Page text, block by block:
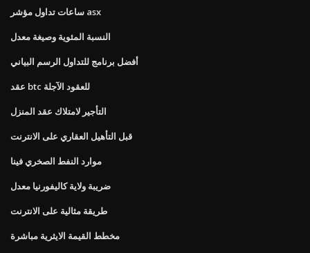
ساعات تداول مؤشر asx
النسبة المئوية وصيغة معدل
أفضل برنامج للتداول الرسم البياني
عقد btc للعقود الآجلة
التأجير لامتلاك عقد المنزل
قبل التأهيل العقاري على الانترنت
موارد النفط الصخري فينا
ضريبة ولاية كاليفورنيا معدل
طريقة مثالية على الانترنت
مخطط القيمة الايثرية مباشرة